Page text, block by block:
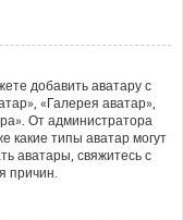
добавить аватару с
«Галерея аватар»,
От администратора
какие типы аватар могут
аватары, свяжитесь с
причин.